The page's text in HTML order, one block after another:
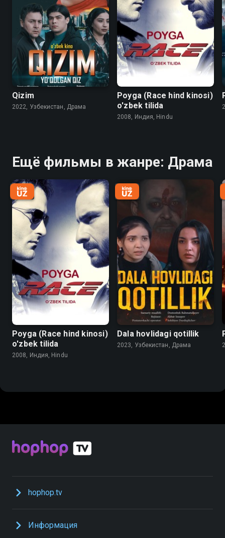
Qizim
2022, Узбекистан, Драма
Poyga (Race hind kinosi)
o'zbek tilida
2008, Индия, Hindu
Ещё фильмы в жанре: Драма
Poyga (Race hind kinosi)
o'zbek tilida
2008, Индия, Hindu
Dala hovlidagi qotillik
2023, Узбекистан, Драма
hophop.tv
Информация